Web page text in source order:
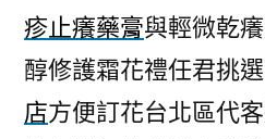
疹止癢藥膏與輕微乾
醇修護霜花禮任君挑
店方便訂花台北區代